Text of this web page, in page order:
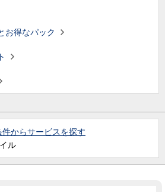
お得なパック
件からサービスを探す
ル